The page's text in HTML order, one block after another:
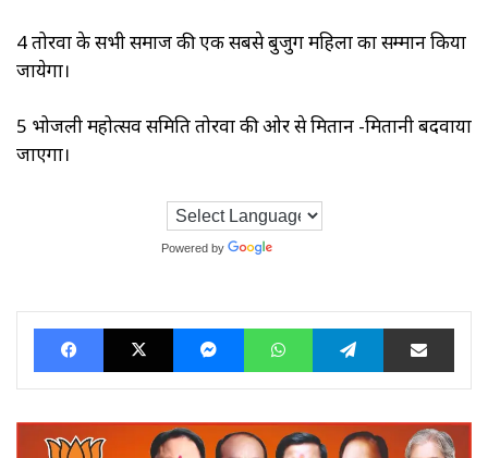
4 तोरवा के सभी समाज की एक सबसे बुजुर्ग महिला का सम्मान किया
जायेगा।
5 भोजली महोत्सव समिति तोरवा की ओर से मितान -मितानी बदवाया
जाएगा।
Powered by
FacebookX MessengerWhatsAppTelegram Share via